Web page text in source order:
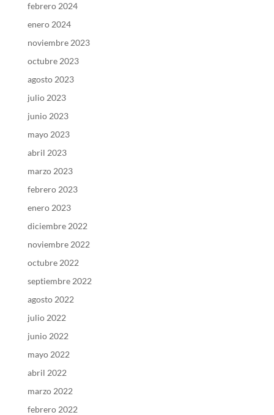
febrero 2024
enero 2024
noviembre 2023
octubre 2023
agosto 2023
julio 2023
junio 2023
mayo 2023
abril 2023
marzo 2023
febrero 2023
enero 2023
diciembre 2022
noviembre 2022
octubre 2022
septiembre 2022
agosto 2022
julio 2022
junio 2022
mayo 2022
abril 2022
marzo 2022
febrero 2022